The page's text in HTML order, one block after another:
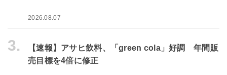
2026.08.07
3.
【速報】アサヒ飲料、「green cola」好調 年間販
売目標を4倍に修正